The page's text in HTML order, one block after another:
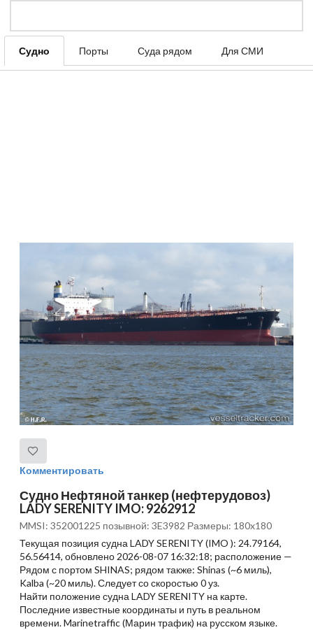
Судно Порты Суда рядом Для СМИ
Комментировать
Судно Нефтяной танкер (нефтерудовоз)
LADY SERENITY IMO: 9262912
MMSI: 352001225 позывной: 3E3982 Размеры: 180x180
Текущая позиция судна LADY SERENITY (IMO ): 24.79164,
56.56414, обновлено 2026-08-07 16:32:18; расположение —
Рядом с портом SHINAS; рядом также: Shinas (~6 миль),
Kalba (~20 миль). Следует со скоростью 0 уз.
Найти положение судна LADY SERENITY на карте.
Последние известные координаты и путь в реальном
времени. Marinetraffic (Марин трафик) на русском языке.